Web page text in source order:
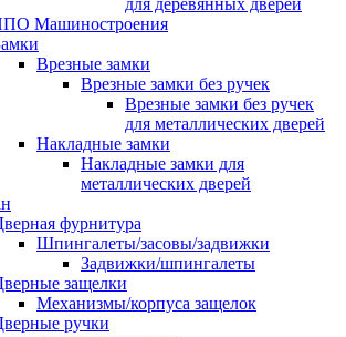
для деревянных дверей
Машиностроения
Врезные замки
Врезные замки без ручек
Врезные замки без ручек
для металлических дверей
Накладные замки
Накладные замки для
металлических дверей
фурнитура
Шпингалеты/засовы/задвижки
Задвижки/шпингалеты
защелки
Механизмы/корпуса защелок
ручки